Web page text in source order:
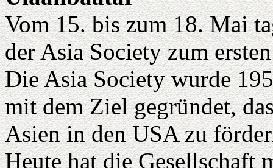
Vom 15. bis zum 18. Mai
der Asia Society zum
Die Asia Society wurde
mit dem Ziel gegründet,
Asien in den USA zu
Heute hat die